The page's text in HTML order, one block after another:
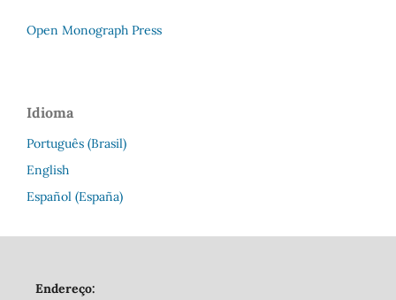
Open Monograph Press
Idioma
Português (Brasil)
English
Español (España)
Endereço: